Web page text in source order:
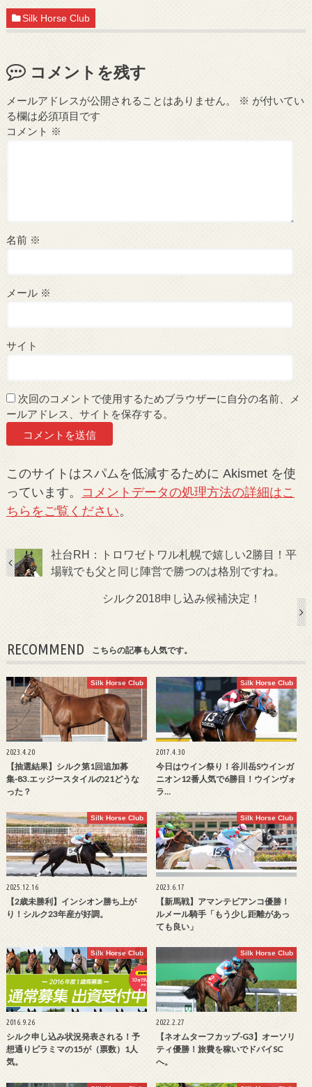
Silk Horse Club
コメントを残す
メールアドレスが公開されることはありません。 ※ が付いてい
る欄は必須項目です
コメント ※
名前 ※
メール ※
サイト
次回のコメントで使用するためブラウザーに自分の名前、メ
ールアドレス、サイトを保存する。
このサイトはスパムを低減するために Akismet を使
っています。
コメントデータの処理方法の詳細はこ
ちらをご覧ください。
社台RH：トロワゼトワル札幌で嬉しい2勝目！平
場戦でも父と同じ陣営で勝つのは格別ですね。
シルク2018申し込み候補決定！
RECOMMEND こちらの記事も人気です。
Silk Horse Club
2023.4.20
【抽選結果】シルク第1回追加募
集-83.エッジースタイルの21どうな
った？
Silk Horse Club
2017.4.30
今日はウイン祭り！谷川岳Sウインガ
ニオン12番人気で6勝目！ウインヴォ
ラ…
Silk Horse Club
2025.12.16
【2歳未勝利】インシオン勝ち上が
り！シルク23年産が好調。
Silk Horse Club
2023.6.17
【新馬戦】アマンテビアンコ優勝！
ルメール騎手「もう少し距離があっ
ても良い」
Silk Horse Club
2016.9.26
シルク申し込み状況発表される！予
想通りピラミマの15が（票数）1人
気。
Silk Horse Club
2022.2.27
【ネオムターフカップ-G3】オーソリ
ティ優勝！旅費を稼いでドバイSC
へ。